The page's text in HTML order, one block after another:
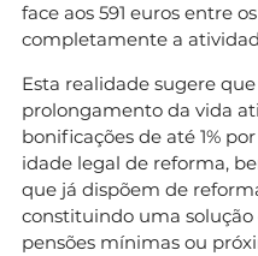
face aos 591 euros entre
completamente a
Esta realidade sugere
prolongamento da vida
bonificações de até 1%
idade legal de reforma,
que já dispõem de
constituindo uma
pensões mínimas ou